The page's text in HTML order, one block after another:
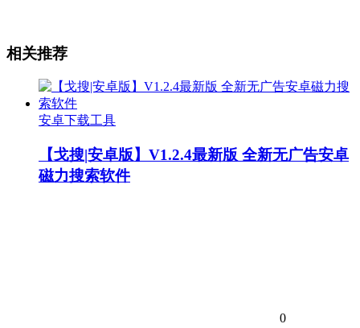
相关推荐
安卓下载工具
【戈搜|安卓版】V1.2.4最新版 全新无广告安卓
磁力搜索软件
0